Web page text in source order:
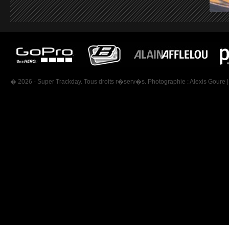
� 2026 - Super Trackday. Tous droits r�serv�s. Photographie : Alexis Goure